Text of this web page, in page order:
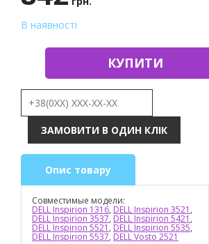
В наявності
КУПИТИ
Опис товару
Совместимые модели:
DELL Inspirion 1316, DELL Inspirion 3521 ,
DELL Inspirion 3537, DELL Inspirion 5421 ,
DELL Inspirion 5521 , DELL Inspirion 5535,
DELL Inspirion 5537, DELL Vosto 2521